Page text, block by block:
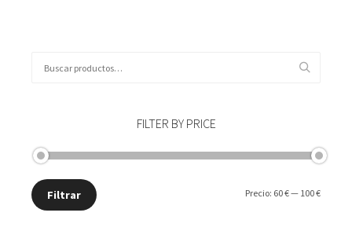
FILTER BY PRICE
Precio
Precio
Filtrar Precio: 60 €— 100 €